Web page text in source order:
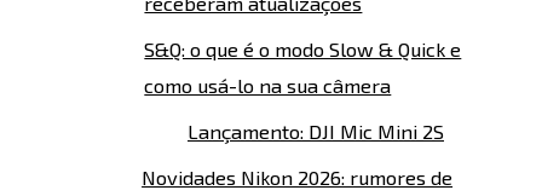
S&Q: o que é o modo Slow & Quick e
como usá-lo na sua câmera
Lançamento: DJI Mic Mini 2S
Novidades Nikon 2026: rumores de